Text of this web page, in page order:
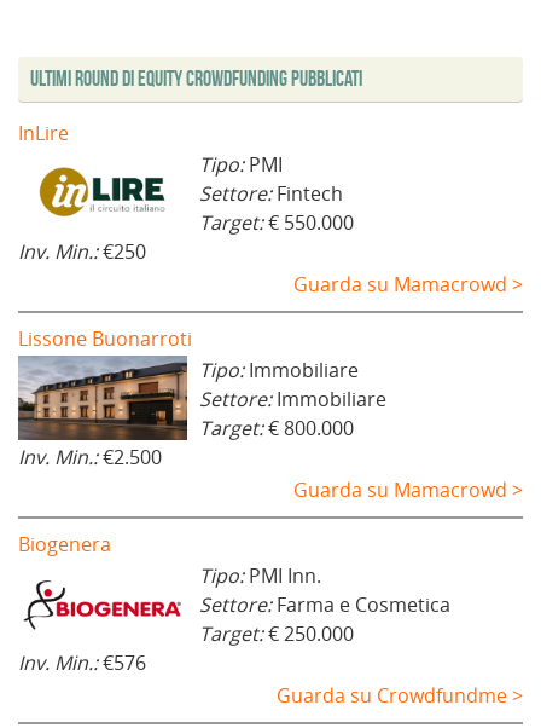
Ultimi Round di Equity Crowdfunding Pubblicati
InLire
Tipo:PMI
Settore:Fintech
Target:€ 550.000
Inv. Min.:€250
Guarda su Mamacrowd >
Lissone Buonarroti
Tipo:Immobiliare
Settore:Immobiliare
Target:€ 800.000
Inv. Min.:€2.500
Guarda su Mamacrowd >
Biogenera
Tipo:PMI Inn.
Settore:Farma e Cosmetica
Target:€ 250.000
Inv. Min.:€576
Guarda su Crowdfundme >